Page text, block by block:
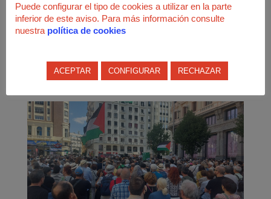
Puede configurar el tipo de cookies a utilizar en la parte
inferior de este aviso. Para más información consulte
nuestra política de cookies
ACEPTAR CONFIGURAR RECHAZAR